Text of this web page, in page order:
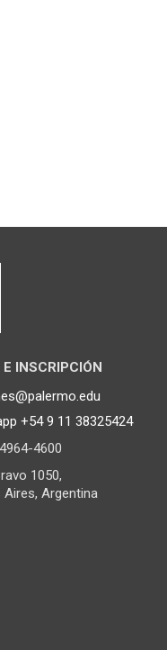
INSCRIPCIÓN
+54 9 11 38325424
4600
1050,
Aires, Argentina